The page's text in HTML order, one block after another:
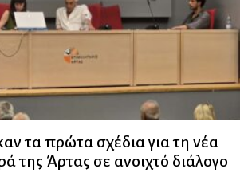
τα πρώτα σχέδια για τη νέα
της Άρτας σε ανοιχτό διάλογο